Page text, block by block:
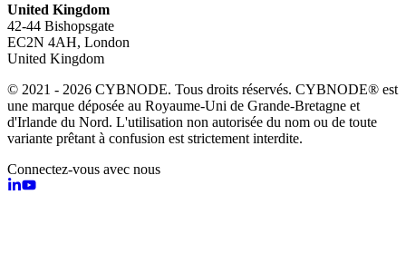
United Kingdom
42-44 Bishopsgate
EC2N 4AH, London
United Kingdom
© 2021 - 2026 CYBNODE. Tous droits réservés. CYBNODE® est
une marque déposée au Royaume-Uni de Grande-Bretagne et
d'Irlande du Nord. L'utilisation non autorisée du nom ou de toute
variante prêtant à confusion est strictement interdite.
Connectez-vous avec nous